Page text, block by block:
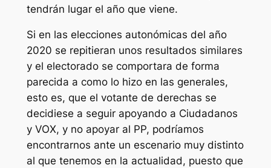
tendrán lugar el año que viene.
Si en las elecciones autonómicas del año
2020 se repitieran unos resultados similares
y el electorado se comportara de forma
parecida a como lo hizo en las generales,
esto es, que el votante de derechas se
decidiese a seguir apoyando a Ciudadanos
y VOX, y no apoyar al PP, podríamos
encontrarnos ante un escenario muy distinto
al que tenemos en la actualidad, puesto que